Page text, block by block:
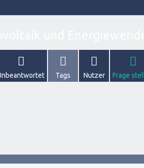
Tags Nutzer Frage